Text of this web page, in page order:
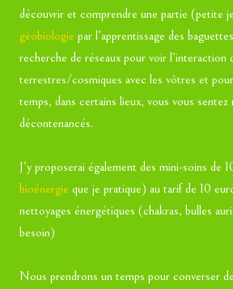
découvrir et comprendre une partie (petite
géobiologie par l’apprentissage des
recherche de réseaux pour voir l’interaction
terrestres/cosmiques avec les vôtres et
temps, dans certains lieux, vous vous sentez
décontenancés.
J’y proposerai également des mini-soins de
bioénergie que je pratique) au tarif de 10
nettoyages énergétiques (chakras, bulles
besoin)
Nous prendrons un temps pour converser